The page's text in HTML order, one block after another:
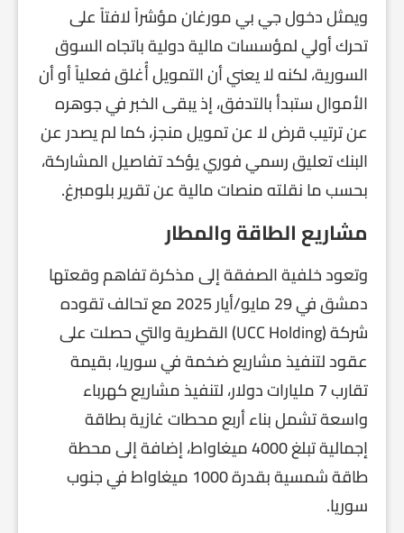
ويمثل دخول جي بي مورغان مؤشراً لافتاً على
تحرك أولي لمؤسسات مالية دولية باتجاه السوق
السورية، لكنه لا يعني أن التمويل أُغلق فعلياً أو أن
الأموال ستبدأ بالتدفق، إذ يبقى الخبر في جوهره
عن ترتيب قرض لا عن تمويل منجز، كما لم يصدر عن
البنك تعليق رسمي فوري يؤكد تفاصيل المشاركة،
بحسب ما نقلته منصات مالية عن تقرير بلومبرغ.
مشاريع الطاقة والمطار
وتعود خلفية الصفقة إلى مذكرة تفاهم وقعتها
دمشق في 29 مايو/أيار 2025 مع تحالف تقوده
شركة (UCC Holding) القطرية والتي حصلت على
عقود لتنفيذ مشاريع ضخمة في سوريا، بقيمة
تقارب 7 مليارات دولار، لتنفيذ مشاريع كهرباء
واسعة تشمل بناء أربع محطات غازية بطاقة
إجمالية تبلغ 4000 ميغاواط، إضافة إلى محطة
طاقة شمسية بقدرة 1000 ميغاواط في جنوب
سوريا.